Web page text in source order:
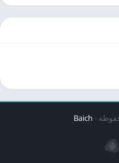
Baich